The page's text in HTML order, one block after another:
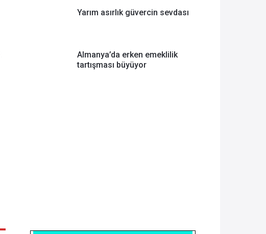
Yarım asırlık güvercin sevdası
Almanya’da erken emeklilik
tartışması büyüyor